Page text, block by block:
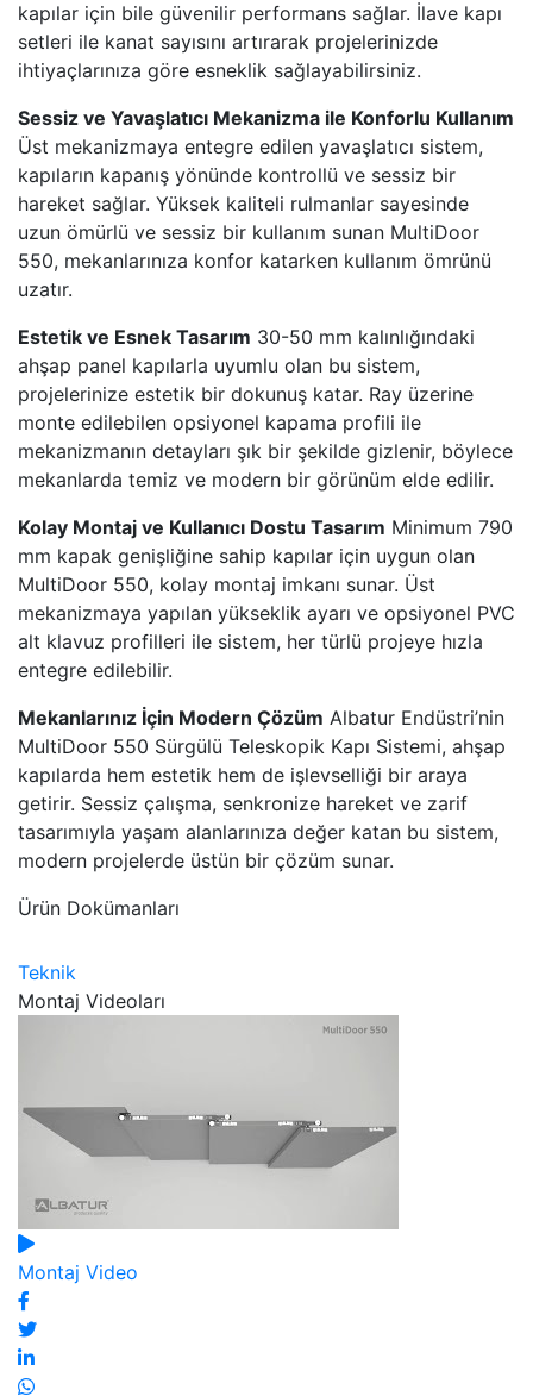
kapılar için bile güvenilir performans sağlar. İlave kapı
setleri ile kanat sayısını artırarak projelerinizde
ihtiyaçlarınıza göre esneklik sağlayabilirsiniz.
Sessiz ve Yavaşlatıcı Mekanizma ile Konforlu Kullanım
Üst mekanizmaya entegre edilen yavaşlatıcı sistem,
kapıların kapanış yönünde kontrollü ve sessiz bir
hareket sağlar. Yüksek kaliteli rulmanlar sayesinde
uzun ömürlü ve sessiz bir kullanım sunan MultiDoor
550, mekanlarınıza konfor katarken kullanım ömrünü
uzatır.
Estetik ve Esnek Tasarım 30-50 mm kalınlığındaki
ahşap panel kapılarla uyumlu olan bu sistem,
projelerinize estetik bir dokunuş katar. Ray üzerine
monte edilebilen opsiyonel kapama profili ile
mekanizmanın detayları şık bir şekilde gizlenir, böylece
mekanlarda temiz ve modern bir görünüm elde edilir.
Kolay Montaj ve Kullanıcı Dostu Tasarım Minimum 790
mm kapak genişliğine sahip kapılar için uygun olan
MultiDoor 550, kolay montaj imkanı sunar. Üst
mekanizmaya yapılan yükseklik ayarı ve opsiyonel PVC
alt klavuz profilleri ile sistem, her türlü projeye hızla
entegre edilebilir.
Mekanlarınız İçin Modern Çözüm Albatur Endüstri’nin
MultiDoor 550 Sürgülü Teleskopik Kapı Sistemi, ahşap
kapılarda hem estetik hem de işlevselliği bir araya
getirir. Sessiz çalışma, senkronize hareket ve zarif
tasarımıyla yaşam alanlarınıza değer katan bu sistem,
modern projelerde üstün bir çözüm sunar.
Ürün Dokümanları
Teknik
Montaj Videoları
Montaj Video